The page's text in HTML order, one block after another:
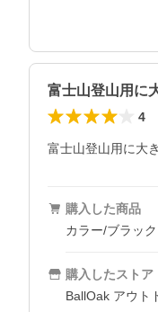
富士山登山用に
4
富士山登山用に大
購入した商品
カラー/ブラック
購入したストア
BallOak アウト